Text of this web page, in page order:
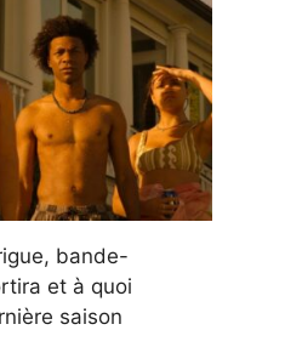
bande-
et à quoi
saison